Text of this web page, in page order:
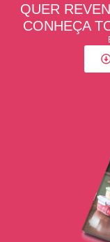
QUER
CONHEÇA